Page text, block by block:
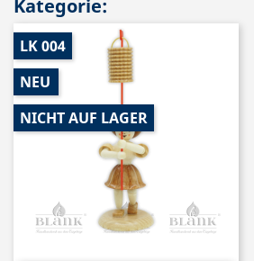
Kategorie:
LK 004
NEU
NICHT AUF LAGER